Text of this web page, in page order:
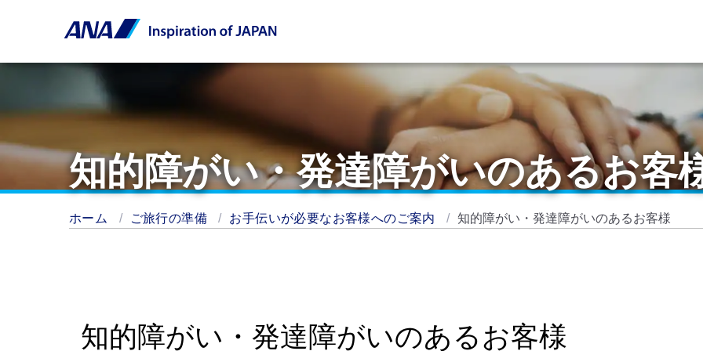
知的障がい・発達障がいのあるお客
ホーム ご旅行の準備 お手伝いが必要なお客様へのご案内 知的障がい・発達障がいのあるお客様
知的障がい・発達障がいのあるお客様